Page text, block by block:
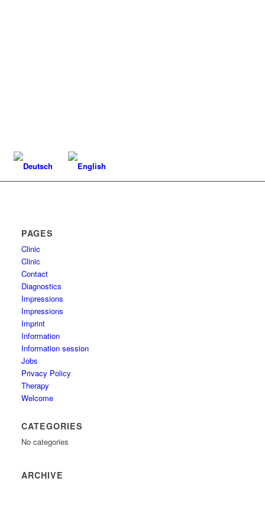
PAGES
Clinic
Clinic
Contact
Diagnostics
Impressions
Impressions
Imprint
Information
Information session
Jobs
Privacy Policy
Therapy
Welcome
CATEGORIES
No categories
ARCHIVE